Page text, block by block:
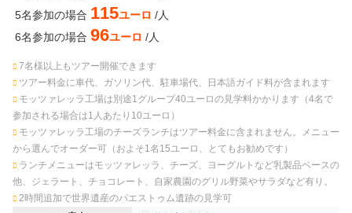
5名参加の場合 115ユーロ /人
6名参加の場合 96ユーロ /人
7名様以上もツアー開催できます
ツアー料金に車代、ガソリン代、駐車場代、日本語ガイド料が含まれます
モッツァレッラ工場は別途1グループ40ユーロの見学料かかります（4名で
参加される場合は1人あたり10ユーロ）
モッツァレッラ工場のチーズランチはツアー料金に含まれません。メニュー
から選んでオーダー可（およそ1名15ユーロ、とてもお勧めです）
ランチメニューはモッツァレッラ、チーズ、ヨーグルトなど乳製品ベースの
他、ジェラート、チョコレート、自家農園のグリル野菜やサラダなど有り。
2時間追加で世界遺産のパエストゥム遺跡の見学可